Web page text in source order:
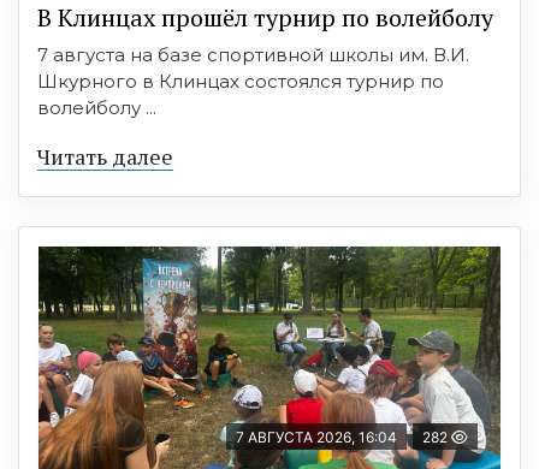
В Клинцах прошёл турнир по волейболу
7 августа на базе спортивной школы им. В.И.
Шкурного в Клинцах состоялся турнир по
волейболу ...
Читать далее
7 АВГУСТА 2026, 16:04 282